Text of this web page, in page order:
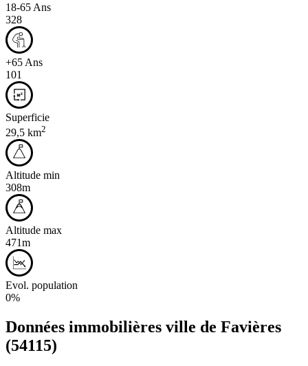
18-65 Ans
328
+65 Ans
101
Superficie
29,5 km2
Altitude min
308m
Altitude max
471m
Evol. population
0%
Données immobilières ville de Favières
(54115)